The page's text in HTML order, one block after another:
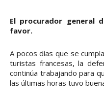
El procurador general
favor.
A pocos días que se
turistas francesas, la
continúa trabajando para
las últimas horas tuvo